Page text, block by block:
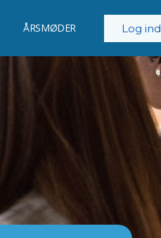
ÅRSMØDER Log ind